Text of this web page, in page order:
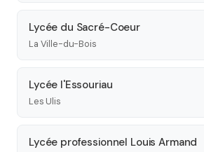
Lycée du Sacré-Coeur
La Ville-du-Bois
Lycée l'Essouriau
Les Ulis
Lycée professionnel Louis Armand